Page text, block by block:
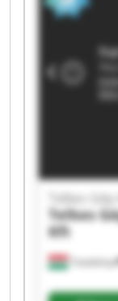
Tatabánya
Telkes Gép
Telkes
Kft